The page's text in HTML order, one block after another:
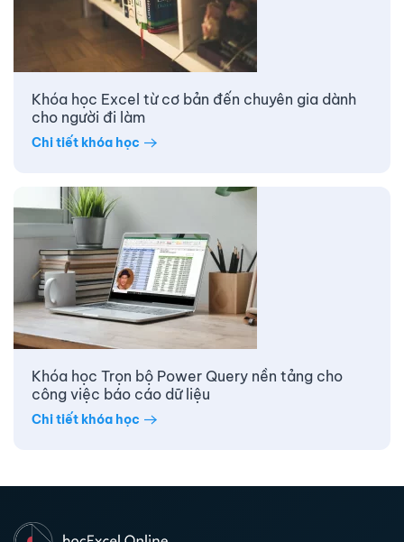
Khóa học Excel từ cơ bản đến chuyên gia dành
cho người đi làm
Chi tiết khóa học
Khóa học Trọn bộ Power Query nền tảng cho
công việc báo cáo dữ liệu
Chi tiết khóa học